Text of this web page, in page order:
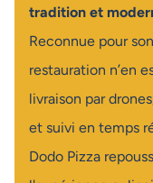
tradition et
Reconnue pour son
restauration n’en
livraison par
et suivi en temps
Dodo Pizza